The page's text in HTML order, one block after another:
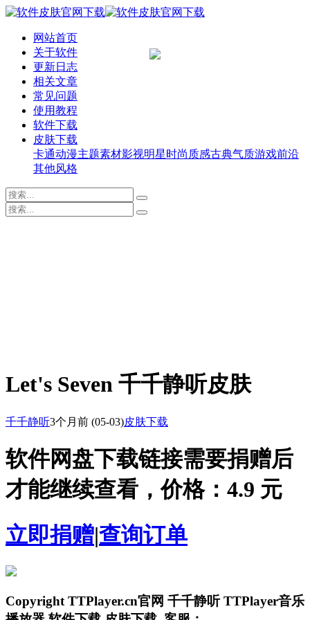
网站首页
关于软件
更新日志
相关文章
常见问题
使用教程
软件下载
皮肤下载
卡通动漫主题素材影视明星时尚质感古典气质游戏前沿
其他风格
Let's Seven 千千静听皮肤
千千静听3个月前 (05-03)皮肤下载
软件网盘下载链接需要捐赠后
才能继续查看，价格：4.9 元
立即捐赠|查询订单
Copyright TTPlayer.cn官网 千千静听 TTPlayer音乐